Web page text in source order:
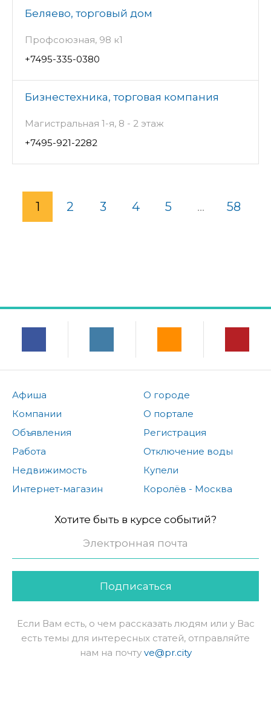
Беляево, торговый дом
Профсоюзная, 98 к1
+7495-335-0380
Бизнестехника, торговая компания
Магистральная 1-я, 8 - 2 этаж
+7495-921-2282
1 2 3 4 5 ... 58
Афиша
Компании
Объявления
Работа
Недвижимость
Интернет-магазин
О городе
О портале
Регистрация
Отключение воды
Купели
Королёв - Москва
Хотите быть в курсе событий?
Подписаться
Если Вам есть, о чем рассказать людям или у Вас
есть темы для интересных статей, отправляйте
нам на почту ve@pr.city